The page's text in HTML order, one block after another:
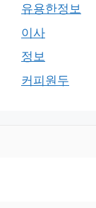
유용한정보
이사
정보
커피원두